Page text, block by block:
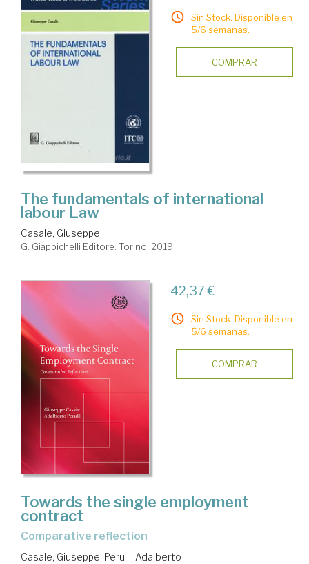
Sin Stock. Disponible en
5/6 semanas.
COMPRAR
The fundamentals of international
labour Law
Casale, Giuseppe
G. Giappichelli Editore. Torino, 2019
42,37 €
Sin Stock. Disponible en
5/6 semanas.
COMPRAR
Towards the single employment
contract
comparative reflection
Casale, Giuseppe; Perulli, Adalberto